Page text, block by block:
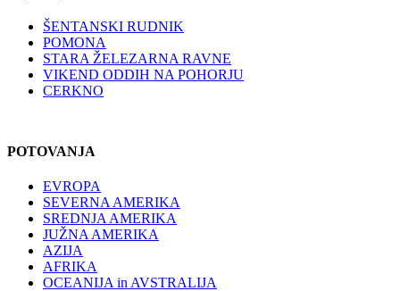
ŠENTANSKI RUDNIK
POMONA
STARA ŽELEZARNA RAVNE
VIKEND ODDIH NA POHORJU
CERKNO
POTOVANJA
EVROPA
SEVERNA AMERIKA
SREDNJA AMERIKA
JUŽNA AMERIKA
AZIJA
AFRIKA
OCEANIJA in AVSTRALIJA